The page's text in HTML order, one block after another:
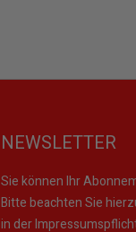
NEWSLETTER
Sie können Ihr
Bitte beachten Sie
in der